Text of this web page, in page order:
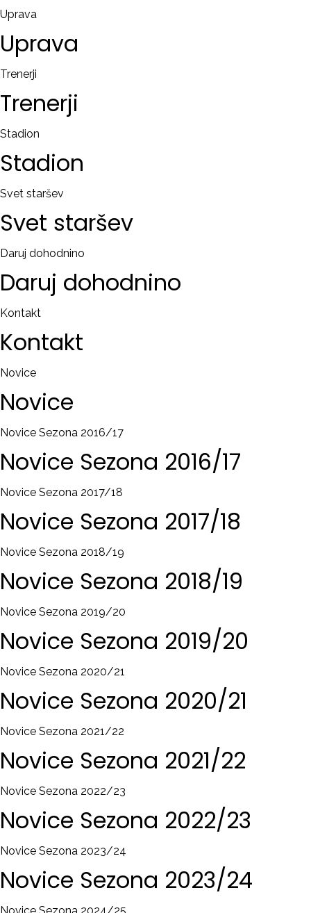
Uprava
Uprava
Trenerji
Trenerji
Stadion
Stadion
Svet staršev
Svet staršev
Daruj dohodnino
Daruj dohodnino
Kontakt
Kontakt
Novice
Novice
Novice Sezona 2016/17
Novice Sezona 2016/17
Novice Sezona 2017/18
Novice Sezona 2017/18
Novice Sezona 2018/19
Novice Sezona 2018/19
Novice Sezona 2019/20
Novice Sezona 2019/20
Novice Sezona 2020/21
Novice Sezona 2020/21
Novice Sezona 2021/22
Novice Sezona 2021/22
Novice Sezona 2022/23
Novice Sezona 2022/23
Novice Sezona 2023/24
Novice Sezona 2023/24